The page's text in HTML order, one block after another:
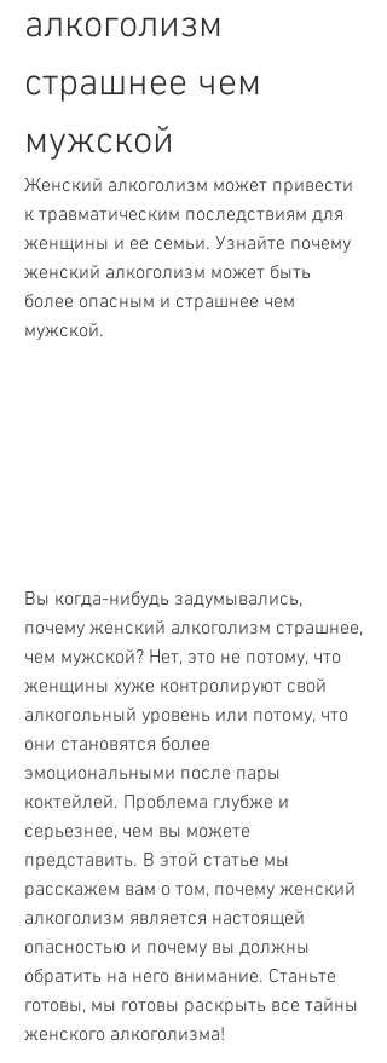
алкоголизм
страшнее чем
мужской
Женский алкоголизм может привести
к травматическим последствиям для
женщины и ее семьи. Узнайте почему
женский алкоголизм может быть
более опасным и страшнее чем
мужской.
Вы когда-нибудь задумывались,
почему женский алкоголизм страшнее,
чем мужской? Нет, это не потому, что
женщины хуже контролируют свой
алкогольный уровень или потому, что
они становятся более
эмоциональными после пары
коктейлей. Проблема глубже и
серьезнее, чем вы можете
представить. В этой статье мы
расскажем вам о том, почему женский
алкоголизм является настоящей
опасностью и почему вы должны
обратить на него внимание. Станьте
готовы, мы готовы раскрыть все тайны
женского алкоголизма!